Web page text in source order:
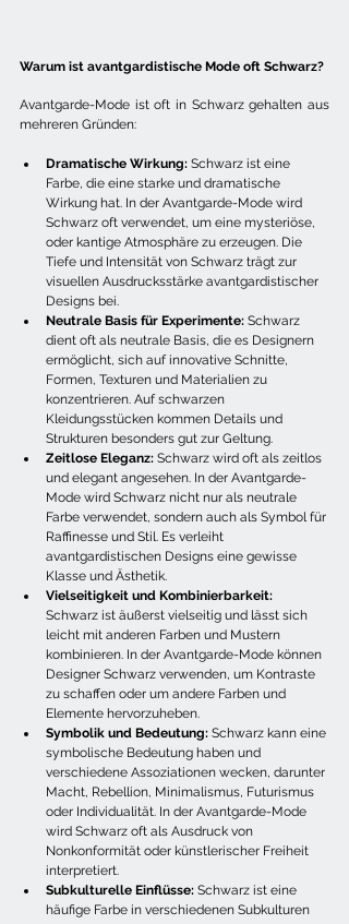
Warum ist avantgardistische Mode oft Schwarz?
Avantgarde-Mode ist oft in Schwarz gehalten aus
mehreren Gründen:
Dramatische Wirkung: Schwarz ist eine
Farbe, die eine starke und dramatische
Wirkung hat. In der Avantgarde-Mode wird
Schwarz oft verwendet, um eine mysteriöse,
oder kantige Atmosphäre zu erzeugen. Die
Tiefe und Intensität von Schwarz trägt zur
visuellen Ausdrucksstärke avantgardistischer
Designs bei.
Neutrale Basis für Experimente: Schwarz
dient oft als neutrale Basis, die es Designern
ermöglicht, sich auf innovative Schnitte,
Formen, Texturen und Materialien zu
konzentrieren. Auf schwarzen
Kleidungsstücken kommen Details und
Strukturen besonders gut zur Geltung.
Zeitlose Eleganz: Schwarz wird oft als zeitlos
und elegant angesehen. In der Avantgarde-
Mode wird Schwarz nicht nur als neutrale
Farbe verwendet, sondern auch als Symbol für
Raffinesse und Stil. Es verleiht
avantgardistischen Designs eine gewisse
Klasse und Ästhetik.
Vielseitigkeit und Kombinierbarkeit:
Schwarz ist äußerst vielseitig und lässt sich
leicht mit anderen Farben und Mustern
kombinieren. In der Avantgarde-Mode können
Designer Schwarz verwenden, um Kontraste
zu schaffen oder um andere Farben und
Elemente hervorzuheben.
Symbolik und Bedeutung: Schwarz kann eine
symbolische Bedeutung haben und
verschiedene Assoziationen wecken, darunter
Macht, Rebellion, Minimalismus, Futurismus
oder Individualität. In der Avantgarde-Mode
wird Schwarz oft als Ausdruck von
Nonkonformität oder künstlerischer Freiheit
interpretiert.
Subkulturelle Einflüsse: Schwarz ist eine
häufige Farbe in verschiedenen Subkulturen